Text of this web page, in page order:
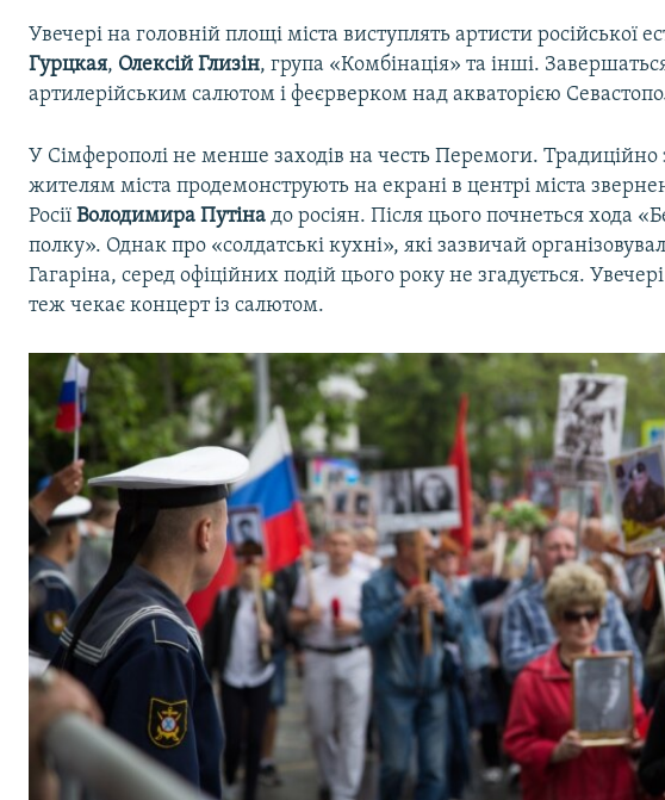
Увечері на головній площі міста виступлять артисти російської
Гурцкая, Олексій Глизін, група «Комбінація» та інші.
артилерійським салютом і феєрверком над акваторією
У Сімферополі не менше заходів на честь Перемоги. Традиційно
жителям міста продемонструють на екрані в центрі міста
РосіїВолодимира Путіна до росіян. Після цього почнеться хода
полку». Однак про «солдатські кухні», які зазвичай
Гагаріна, серед офіційних подій цього року не згадується.
теж чекає концерт із салютом.